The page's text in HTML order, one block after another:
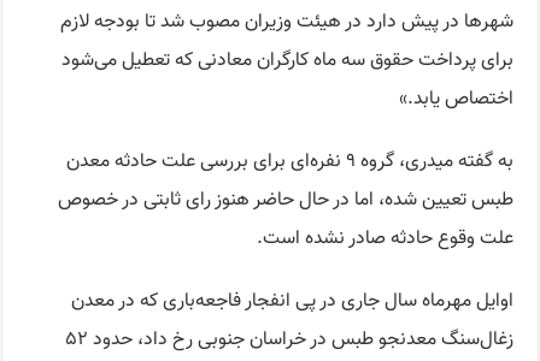
شهرها در پیش دارد در هیئت وزیران مصوب شد تا بودجه لازم
برای پرداخت حقوق سه ماه کارگران معادنی که تعطیل می‌شود
اختصاص یابد.»
به گفته میدری، گروه ۹ نفره‌ای برای بررسی علت حادثه معدن
طبس تعیین شده، اما در حال حاضر هنوز رای ثابتی در خصوص
علت وقوع حادثه صادر نشده است.
اوایل مهرماه سال جاری در پی انفجار فاجعه‌باری که در معدن
زغال‌سنگ معدنجو طبس در خراسان جنوبی رخ داد، حدود ۵۲